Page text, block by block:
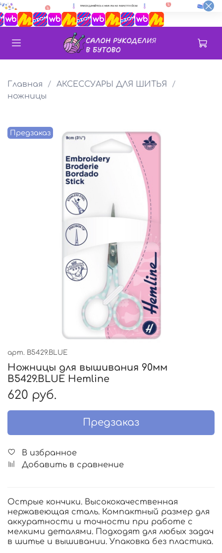
Главная
АКСЕССУАРЫ ДЛЯ ШИТЬЯ
ножницы
Предзаказ
арт. B5429.BLUE
Ножницы для вышивания 90мм
B5429.BLUE Hemline
620 руб.
Предзаказ
В избранное
Добавить в сравнение
Острые кончики. Высококачественная
нержавеющая сталь. Компактный размер для
аккуратности и точности при работе с
мелкими деталями. Подходят для любых задач
в шитье и вышивании. Упаковка без пластика.